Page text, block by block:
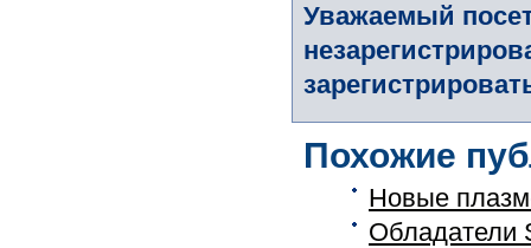
Уважаемый
Похожие
Новые
Обладатели